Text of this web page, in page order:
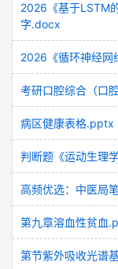
2026《基于LSTM
字.docx
2026《循环神经
考研口腔综合（口
病区健康表格.pptx
判断题《运动生理
高频优选：中医局
第九章溶血性贫血
第节紫外吸收光谱